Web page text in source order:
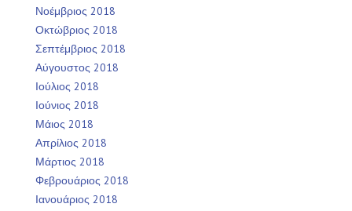
Νοέμβριος 2018
Οκτώβριος 2018
Σεπτέμβριος 2018
Αύγουστος 2018
Ιούλιος 2018
Ιούνιος 2018
Μάιος 2018
Απρίλιος 2018
Μάρτιος 2018
Φεβρουάριος 2018
Ιανουάριος 2018